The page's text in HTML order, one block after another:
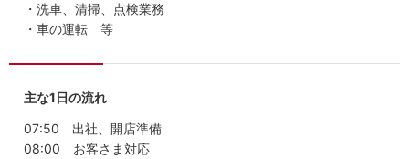
・洗車、清掃、点検業務
・車の運転 等
主な1日の流れ
07:50 出社、開店準備
08:00 お客さま対応